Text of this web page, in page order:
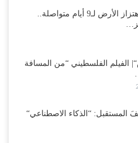
ما السر وراء اهتزاز الأرض لـ9 أيام متواصلة..
الفيلم الفلسطيني “من المسافة
المستقبل: “الذكاء الاصطناعي“